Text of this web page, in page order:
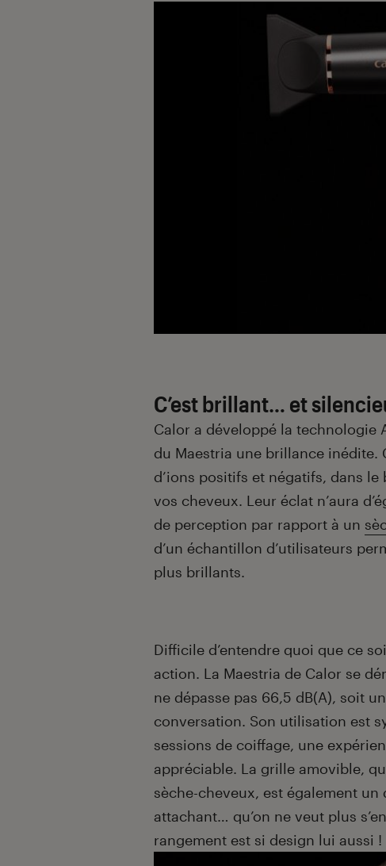
C’est brillant… et
Calor a développé la technologie
du Maestria une brillance inédite.
d’ions positifs et négatifs, dans
vos cheveux. Leur éclat n’aura
de perception par rapport à un
d’un échantillon d’utilisateurs
plus brillants.
Difficile d’entendre quoi que ce
action. La Maestria de Calor se
ne dépasse pas 66,5 dB(A), soit
conversation. Son utilisation est
sessions de coiffage, une
appréciable. La grille amovible,
sèche-cheveux, est également
attachant… qu’on ne veut plus
rangement est si design lui aussi !